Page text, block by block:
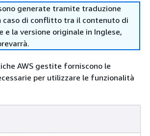
generate tramite traduzione
caso di conflitto tra il contenuto di
e la versione originale in Inglese,
AWS gestite forniscono le
per utilizzare le funzionalità